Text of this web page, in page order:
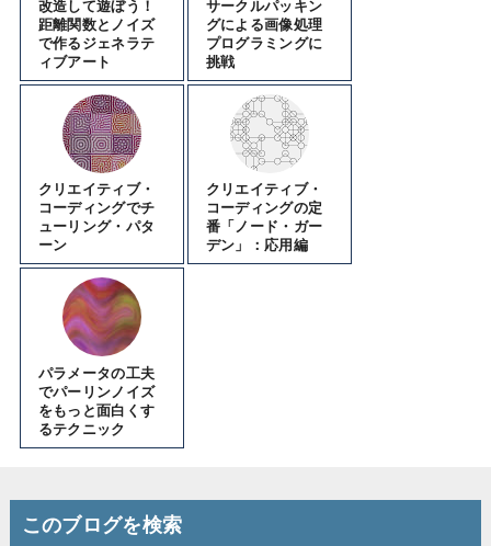
改造して遊ぼう！
距離関数とノイズ
で作るジェネラテ
ィブアート
サークルパッキン
グによる画像処理
プログラミングに
挑戦
クリエイティブ・
コーディングでチ
ューリング・パタ
ーン
クリエイティブ・
コーディングの定
番「ノード・ガー
デン」：応用編
パラメータの工夫
でパーリンノイズ
をもっと面白くす
るテクニック
このブログを検索